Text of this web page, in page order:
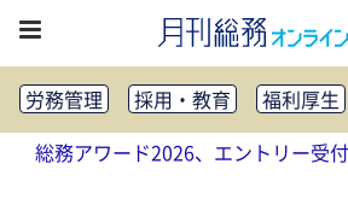
労務管理 採用・教育
福利厚生
健康経営
働き方改革
法務・コンプライアンス
総務アワード2026、エントリー受